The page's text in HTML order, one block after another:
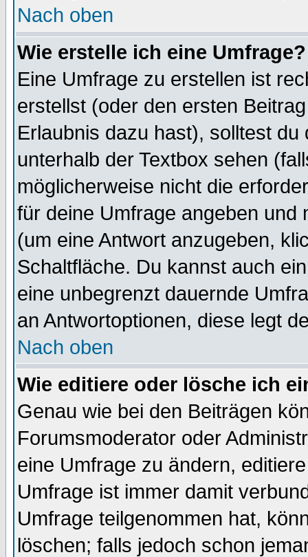
Nach oben
Wie erstelle ich eine Umfrage?
Eine Umfrage zu erstellen ist
erstellst (oder den ersten
Erlaubnis dazu hast), solltest
unterhalb der Textbox sehen
möglicherweise nicht die
für deine Umfrage angeben und
(um eine Antwort anzugeben,
Schaltfläche. Du kannst auch
eine unbegrenzt dauernde
an Antwortoptionen, diese legt
Nach oben
Wie editiere oder lösche ich
Genau wie bei den Beiträgen
Forumsmoderator oder
eine Umfrage zu ändern,
Umfrage ist immer damit
Umfrage teilgenommen hat,
löschen; falls jedoch schon